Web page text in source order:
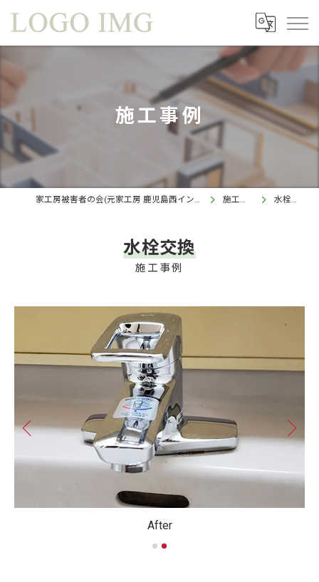
施工事例
家工房被害者の会(元家工房 鹿児島西インター店) 施工事例 水栓交換
施工事例
水栓交換
After